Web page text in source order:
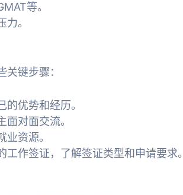
等。
。
键步骤：
优势和经历。
对面交流。
资源。
作签证，了解签证类型和申请要求。